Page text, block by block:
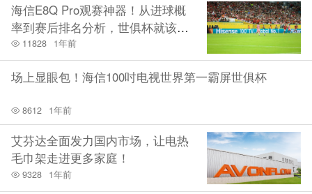
海信E8Q Pro观赛神器！从进球概
率到赛后排名分析，世俱杯就该这
么看11828 1年前
场上显眼包！海信100吋电视世界第一霸屏世俱杯
8612 1年前
艾芬达全面发力国内市场，让电热
毛巾架走进更多家庭！
9328 1年前